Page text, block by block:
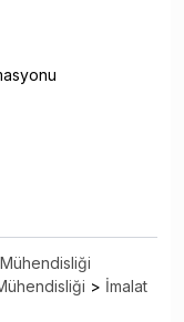
> İmalat